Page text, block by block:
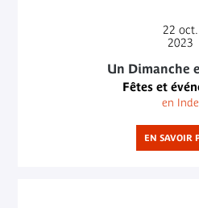
22 oct.
2023
Un Dimanche
Fêtes et
en Inde
EN SAVOIR